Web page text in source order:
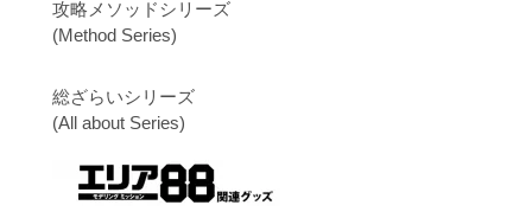
攻略メソッドシリーズ
(Method Series)
総ざらいシリーズ
(All about Series)